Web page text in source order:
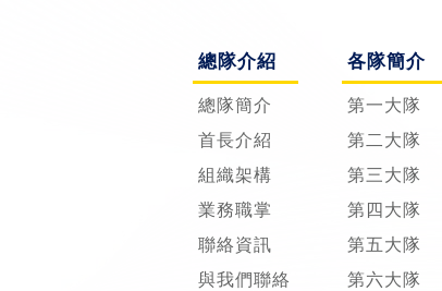
總隊介紹
總隊簡介
首長介紹
組織架構
業務職掌
聯絡資訊
與我們聯絡
各隊簡介
第一大隊
第二大隊
第三大隊
第四大隊
第五大隊
第六大隊